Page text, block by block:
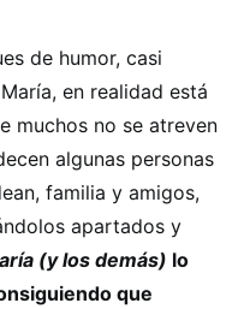
de humor, casi
en realidad está
muchos no se atreven
algunas personas
familia y amigos,
apartados y
(y los demás) lo
que